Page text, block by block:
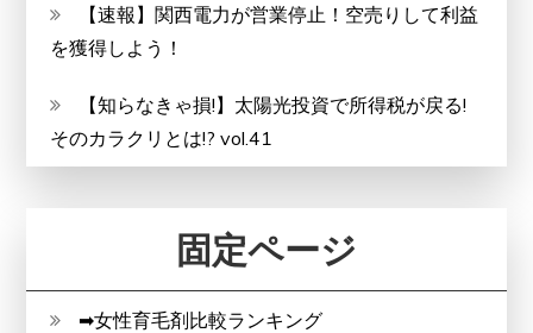
【速報】関西電力が営業停止！空売りして利益
を獲得しよう！
【知らなきゃ損!】太陽光投資で所得税が戻る!
そのカラクリとは!? vol.41
固定ページ
➡女性育毛剤比較ランキング